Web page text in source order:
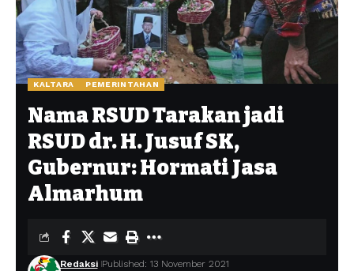
KALTARA PEMERINTAHAN
Nama RSUD Tarakan jadi
RSUD dr. H. Jusuf SK,
Gubernur: Hormati Jasa
Almarhum
Redaksi Published: 13 November 2021